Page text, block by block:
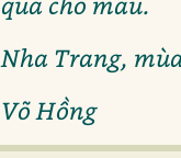
Nha Trang,
Võ Hồng